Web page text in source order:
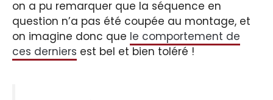
on a pu remarquer que la séquence en
question n’a pas été coupée au montage, et
on imagine donc que le comportement de
ces derniers est bel et bien toléré !